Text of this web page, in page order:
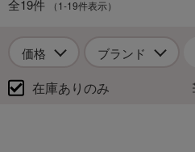
全19件 （1-19件表示）
価格 ブランド
在庫ありのみ